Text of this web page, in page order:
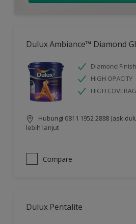
Dulux Ambiance™ Diamond
Diamond Finish
HIGH OPACITY
HIGH
Hubungi 0811 1952 2888 (ask
lebih lanjut
Compare
Dulux Pentalite